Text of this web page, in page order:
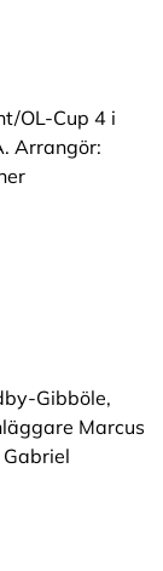
OL-Cup 4 i
Arrangör:
Gibböle,
Marcus